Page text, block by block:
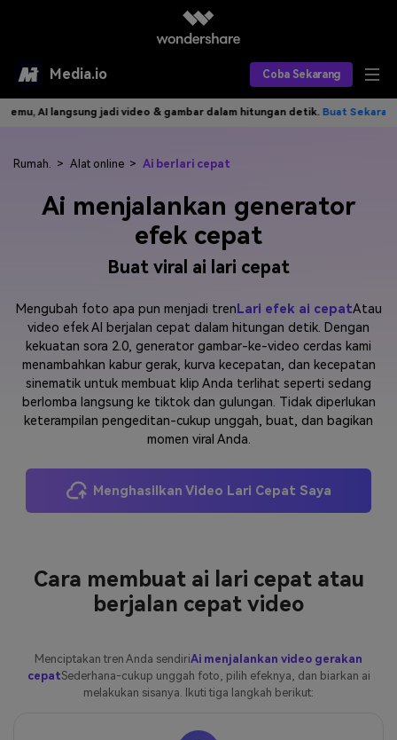
Media.io Coba Sekarang
Alat AI
AI Video
AI Gambar
Produk AI
Asisten Video AI
Editor Video AI
Editor Audio AI
Find More Solutions >>
Efek AI
Panduan Pengguna Apa yang Baru
Hubungi Kami
Tips & Tutorial AI
Jelajahi Lebih Banyak >>
Veo3 TOP
Masuk
Berkreasi dengan AI
jadi video & gambar dalam hitungan detik.Buat Sekarang>>
Rumah. > Alat online > Ai berlari cepat
Ai menjalankan generator
efek cepat
Buat viral ai lari cepat
Mengubah foto apa pun menjadi tren Lari efek ai cepatAtau
video efek AI berjalan cepat dalam hitungan detik. Dengan
kekuatan sora 2.0, generator gambar-ke-video cerdas kami
menambahkan kabur gerak, kurva kecepatan, dan kecepatan
sinematik untuk membuat klip Anda terlihat seperti sedang
berlomba langsung ke tiktok dan gulungan. Tidak diperlukan
keterampilan pengeditan-cukup unggah, buat, dan bagikan
momen viral Anda.
Menghasilkan Video Lari Cepat Saya
Cara membuat ai lari cepat atau
berjalan cepat video
Menciptakan tren Anda sendiriAi menjalankan video gerakan
cepatSederhana-cukup unggah foto, pilih efeknya, dan biarkan ai
melakukan sisanya. Ikuti tiga langkah berikut: